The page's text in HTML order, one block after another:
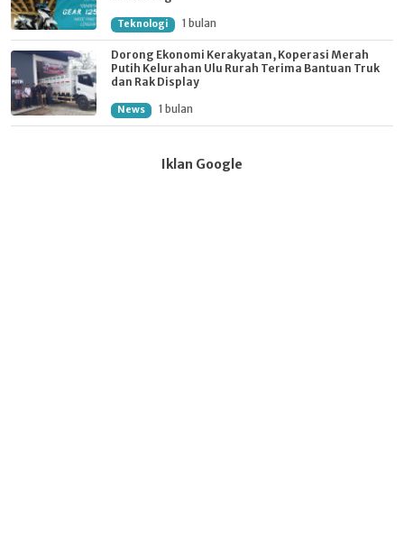
Teknologi 1 bulan
Dorong Ekonomi Kerakyatan, Koperasi Merah
Putih Kelurahan Ulu Rurah Terima Bantuan Truk
dan Rak Display
News 1 bulan
Iklan Google